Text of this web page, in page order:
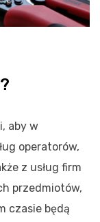
aby w
operatorów,
z usług firm
przedmiotów,
czasie będą